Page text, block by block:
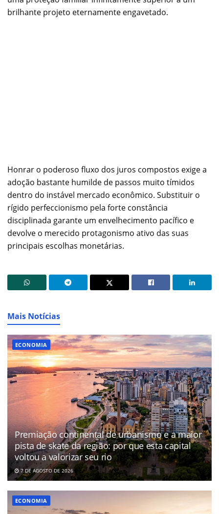
brilhante projeto eternamente engavetado.
Honrar o poderoso fluxo dos juros compostos exige a
adoção bastante humilde de passos muito tímidos
dentro do instável mercado econômico. Substituir o
rígido perfeccionismo pela forte constância
disciplinada garante um envelhecimento pacífico e
devolve o merecido protagonismo ativo das suas
principais escolhas monetárias.
Mais Notícias
ECONOMIA
Premiação continental de urbanismo e a maior
pista de skate da região: por que esta capital
voltou a valorizar seu rio
7 DE AGOSTO DE 2026
ECONOMIA